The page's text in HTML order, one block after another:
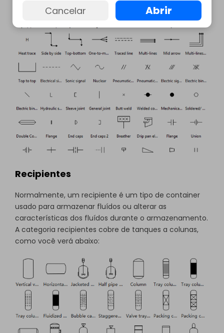
Recipientes
Normalmente, um recipiente é um tipo de container
usado para armazenar fluídos ou alterar as
características dos fluídos durante o armazenamento.
A categoria recipientes cobre de tanques a colunas,
como você verá abaixo:
Cancelar Abrir